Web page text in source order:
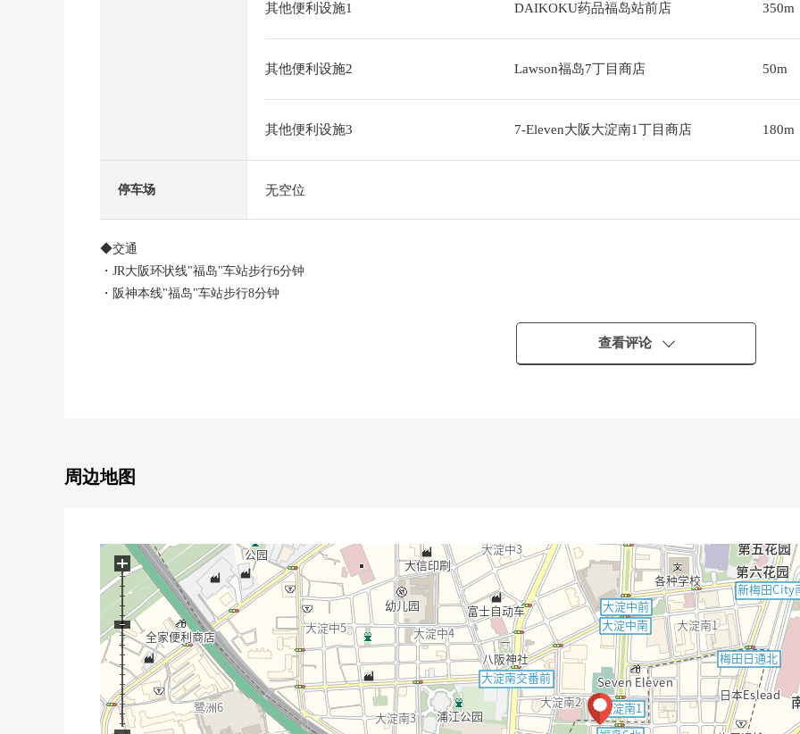
其他便利设施1 DAIKOKU药品福岛站前店 350m
其他便利设施2 Lawson福岛7丁目商店 50m
其他便利设施3 7-Eleven大阪大淀南1丁目商店 180m
停车场 无空位
◆交通
・JR大阪环状线"福岛"车站步行6分钟
・阪神本线"福岛"车站步行8分钟
・广泛地可以使用空间的墙帐单厨房使用
・餐具冲洗烘干机、浴室暖气烘干机、再加热功能在的公共汽车
・TV监视器电话
◆建筑物结构
・礼宾服务、智能快递柜、内走廊设计
・各层扔垃圾.24时间有人的管理
◆充实的共用部分(部分收费)
查看评论
周边地图
+